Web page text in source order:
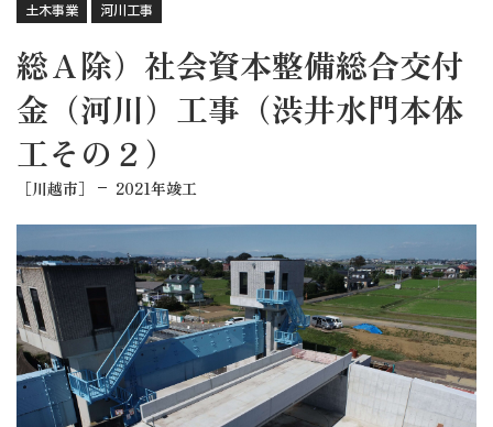
土木事業 河川工事
総Ａ除）社会資本整備総合交付
金（河川）工事（渋井水門本体
工その２）
［川越市］ 2021年竣工